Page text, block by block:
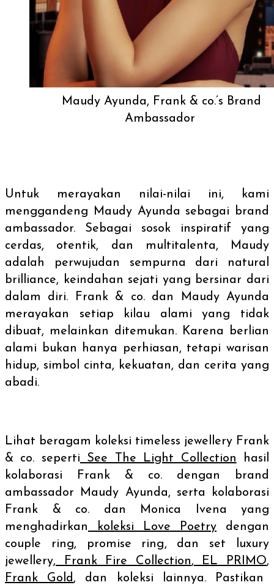
Maudy Ayunda, Frank & co.’s Brand
Ambassador
Untuk merayakan nilai-nilai ini, kami
menggandeng Maudy Ayunda sebagai
brand
ambassador. Sebagai sosok inspiratif yang
cerdas, otentik, dan multitalenta, Maudy
adalah perwujudan sempurna dari natural
brilliance, keindahan sejati yang bersinar dari
dalam diri. Frank & co. dan Maudy Ayunda
merayakan setiap kilau alami yang tidak
dibuat, melainkan ditemukan. Karena berlian
alami bukan hanya perhiasan, tetapi warisan
hidup, simbol cinta, kekuatan, dan cerita yang
abadi.
Lihat beragam koleksi timeless jewellery Frank
& co. seperti See The Light Collection hasil
kolaborasi Frank & co. dengan
brand
ambassador
Maudy Ayunda, serta kolaborasi
Frank & co. dan Monica Ivena yang
menghadirkan koleksi Love Poetry dengan
couple ring, promise ring, dan set
luxury
jewellery, Frank Fire Collection,EL PRIMO,
Frank Gold , dan koleksi lainnya. Pastikan